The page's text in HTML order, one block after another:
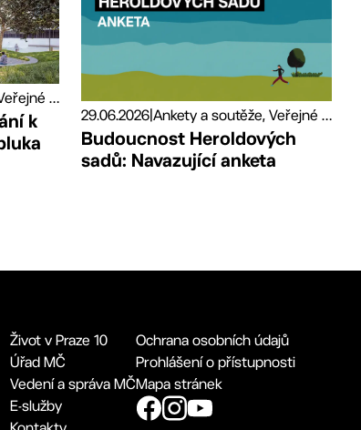
Ankety a soutěže, Veřejné prostory
k
29.06.2026| Ankety a soutěže, Veřejné prostory
Budoucnost Heroldových
sadů: Navazující anketa
Život v Praze 10
Úřad MČ
Vedení a správa MČ
E-služby
Ochrana osobních údajů
Prohlášení o přístupnosti
Mapa stránek